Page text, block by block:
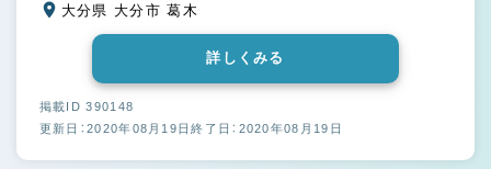
大分県 大分市 葛木
詳しくみる
掲載ID 390148
更新日：2020年08月19日終了日：2020年08月19日